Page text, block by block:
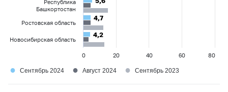
4,7
4,7
4,2
4,2
Республика
Башкортостан
Ростовская область
Новосибирская область
0 20 40 60 80
● Сентябрь 2024 ● Август 2024 ● Сентябрь 2023